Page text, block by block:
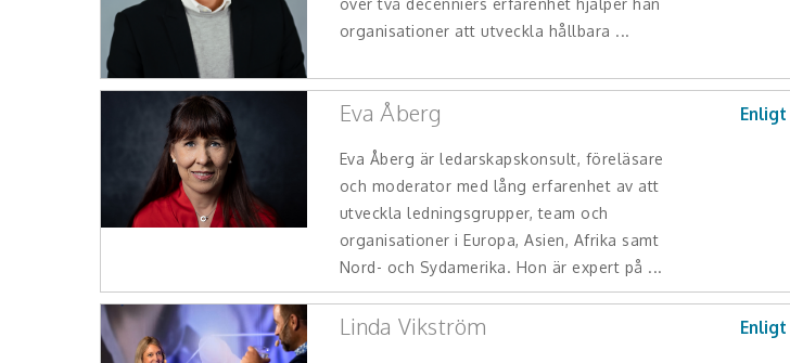
över två decenniers erfarenhet hjälper han
organisationer att utveckla hållbara ...
Eva Åberg
Eva Åberg är ledarskapskonsult, föreläsare
och moderator med lång erfarenhet av att
utveckla ledningsgrupper, team och
organisationer i Europa, Asien, Afrika samt
Nord- och Sydamerika. Hon är expert på ...
Linda Vikström